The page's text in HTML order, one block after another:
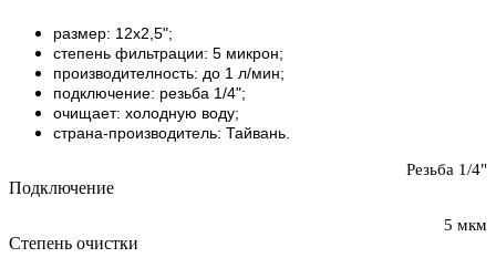
размер: 12х2,5";
степень фильтрации: 5 микрон;
производителность: до 1 л/мин;
подключение: резьба 1/4";
очищает: холодную воду;
страна-производитель: Тайвань.
Подключение
Резьба 1/4"
Степень очистки
5 мкм